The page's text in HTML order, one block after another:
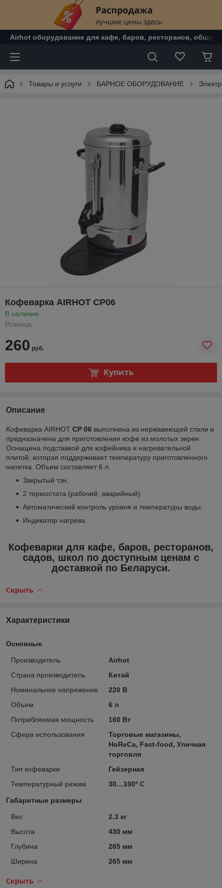
Airhot оборудование для кафе, баров, ресторанов,
Товары и услуги БАРНОЕ ОБОРУДОВАНИЕ
Кофеварка AIRHOT CP06
В наличии
Розница
260 руб.
Купить
Описание
Кофеварка AIRHOT CP 06 выполнена из нержавеющей стали и
предназначена для приготовления кофе из молотых зерен.
Оснащена подставкой для кофейника и нагревательной
плитой, которая поддерживает температуру приготовленного
напитка. Объем составляет 6 л.
Закрытый тэн.
2 термостата (рабочий, аварийный).
Автоматический контроль уровня и температуры воды.
Индикатор нагрева.
Кофеварки для кафе, баров, ресторанов,
садов, школ по доступным ценам с
доставкой по Беларуси.
Скрыть
Характеристики
Основные
Производитель
Airhot
Страна производитель
Китай
Номинальное напряжение
220 В
Объем
6 л
Потребляемая мощность
160 Вт
Сфера использования
Торговые магазины,
HoReCa, Fast-food, Уличная
торговля
Тип кофеварки
Гейзерная
Температурный режим
30…100º С
Габаритные размеры
Вес
2.3 кг
Высота
430 мм
Глубина
265 мм
Ширина
265 мм
Скрыть